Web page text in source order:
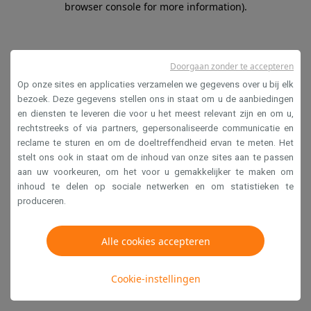
browser console for more information).
Op onze sites en applicaties verzamelen we gegevens over u bij elk
bezoek. Deze gegevens stellen ons in staat om u de aanbiedingen
en diensten te leveren die voor u het meest relevant zijn en om u,
rechtstreeks of via partners, gepersonaliseerde communicatie en
reclame te sturen en om de doeltreffendheid ervan te meten. Het
stelt ons ook in staat om de inhoud van onze sites aan te passen
aan uw voorkeuren, om het voor u gemakkelijker te maken om
inhoud te delen op sociale netwerken en om statistieken te
produceren.
Alle cookies accepteren
Cookie-instellingen
Doorgaan zonder te accepteren